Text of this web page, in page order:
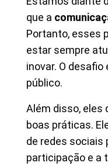
que a
Portanto, esses
estar sempre
inovar. O
público.
Além disso, eles
boas práticas.
de redes sociais
participação e a